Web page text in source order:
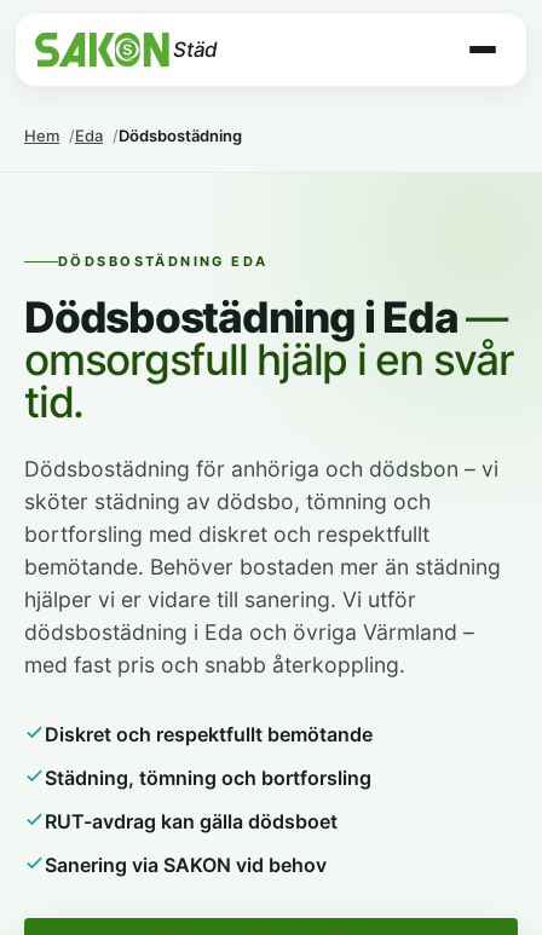
Städ
Hem Eda Dödsbostädning
DÖDSBOSTÄDNING EDA
Dödsbostädning i Eda—
omsorgsfull hjälp i en svår
tid.
Dödsbostädning för anhöriga och dödsbon – vi
sköter städning av dödsbo, tömning och
bortforsling med diskret och respektfullt
bemötande. Behöver bostaden mer än städning
hjälper vi er vidare till sanering. Vi utför
dödsbostädning i Eda och övriga Värmland –
med fast pris och snabb återkoppling.
Diskret och respektfullt bemötande
Städning, tömning och bortforsling
RUT-avdrag kan gälla dödsboet
Sanering via SAKON vid behov